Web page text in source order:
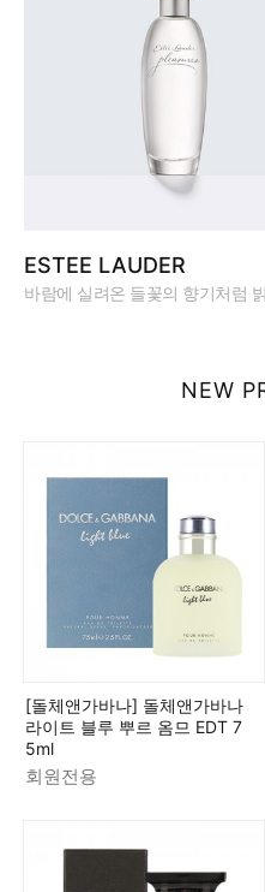
ESTEE LAUDER
바람에 실려온 들꽃의 향기처럼
NEW
[돌체앤가바나] 돌체앤가바나
라이트 블루 뿌르 옴므 EDT 7
5ml
회원전용